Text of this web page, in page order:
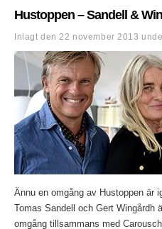
Hustoppen – Sandell &
Inlagt den 22 november 2013
Ännu en omgång av Hustoppen är
Tomas Sandell och Gert Wingårdh
omgång tillsammans med